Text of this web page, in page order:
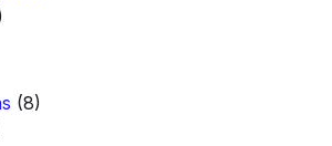
(8)